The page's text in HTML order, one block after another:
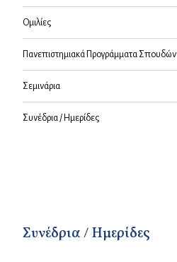
Ομιλίες
Πανεπιστημιακά Προγράμματα Σπουδών
Σεμινάρια
Συνέδρια / Ημερίδες
Συνέδρια / Ημερίδες